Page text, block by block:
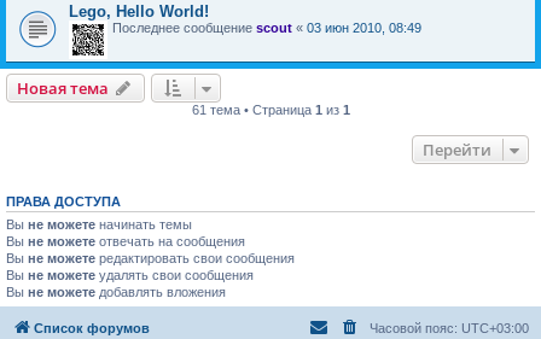
Lego, Hello World!
Последнее сообщение scout « 03 июн 2010, 08:49
Новая тема
61 тема • Страница 1 из 1
Перейти
ПРАВА ДОСТУПА
Вы не можете начинать темы
Вы не можете отвечать на сообщения
Вы не можете редактировать свои сообщения
Вы не можете удалять свои сообщения
Вы не можете добавлять вложения
Список форумов Часовой пояс: UTC+03:00